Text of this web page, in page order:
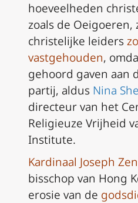
hoeveelheden
zoals de Oeigoeren,
christelijke leiders
vastgehouden,
gehoord gaven aan
partij, aldus Nina
directeur van het
Religieuze Vrijheid
Institute.
Kardinaal Joseph Zen
bisschop van Hong
erosie van de